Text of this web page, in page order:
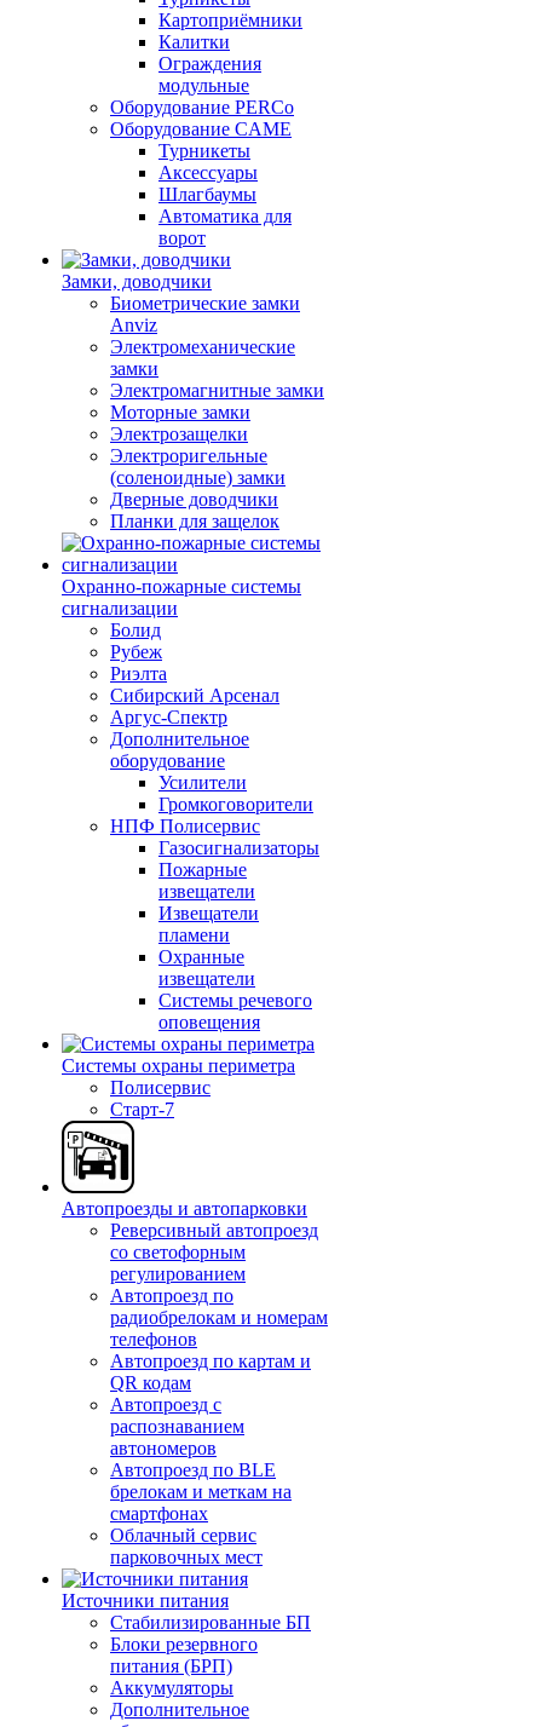
Картоприёмники
Калитки
Ограждения
модульные
Оборудование PERCo
Оборудование CAME
Турникеты
Аксессуары
Шлагбаумы
Автоматика для
ворот
Замки, доводчики
Биометрические замки
Anviz
Электромеханические
замки
Электромагнитные замки
Моторные замки
Электрозащелки
Электроригельные
(cоленоидные) замки
Дверные доводчики
Планки для защелок
Охранно-пожарные системы
сигнализации
Болид
Рубеж
Риэлта
Сибирский Арсенал
Аргус-Спектр
Дополнительное
оборудование
Усилители
Громкоговорители
НПФ Полисервис
Газосигнализаторы
Пожарные
извещатели
Извещатели
пламени
Охранные
извещатели
Системы речевого
оповещения
Системы охраны периметра
Полисервис
Старт-7
Автопроезды и автопарковки
Реверсивный автопроезд
со светофорным
регулированием
Автопроезд по
радиобрелокам и номерам
телефонов
Автопроезд по картам и
QR кодам
Автопроезд с
распознаванием
автономеров
Автопроезд по BLE
брелокам и меткам на
смартфонах
Облачный сервис
парковочных мест
Источники питания
Стабилизированные БП
Блоки резервного
питания (БРП)
Аккумуляторы
Дополнительное